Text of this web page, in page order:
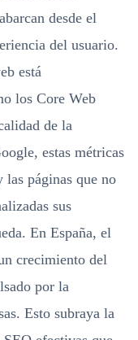
desde el
del usuario.
está
los Core Web
de la
estas métricas
páginas que no
sus
En España, el
crecimiento del
por la
Esto subraya la